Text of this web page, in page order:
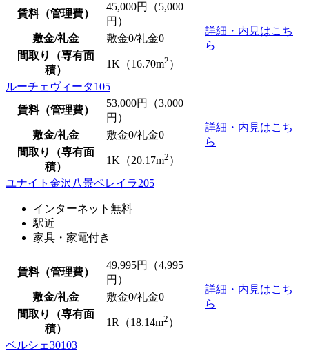
賃料（管理費）
45,000円（5,000
円）
詳細・内見はこち
ら
敷金/礼金 敷金0/礼金0
間取り（専有面
積）
1K（16.70m2 ）
ルーチェヴィータ105
賃料（管理費）
53,000円（3,000
円）
詳細・内見はこち
ら
敷金/礼金 敷金0/礼金0
間取り（専有面
積）
1K（20.17m2 ）
ユナイト金沢八景ペレイラ205
インターネット無料
駅近
家具・家電付き
賃料（管理費）
49,995円（4,995
円）
詳細・内見はこち
ら
敷金/礼金 敷金0/礼金0
間取り（専有面
積）
1R（18.14m2 ）
ベルシェ30103